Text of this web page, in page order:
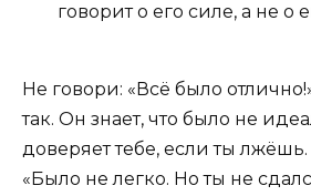
говорит о его силе, а не о
Не говори: «Всё было
так. Он знает, что было не
доверяет тебе, если ты
«Было не легко. Но ты не